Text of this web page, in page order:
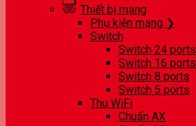
Thiết bị mạng
Phụ kiện mạng ❯
Switch
Switch 24 ports
Switch 16 ports
Switch 8 ports
Switch 5 ports
Thu WiFi
Chuẩn AX